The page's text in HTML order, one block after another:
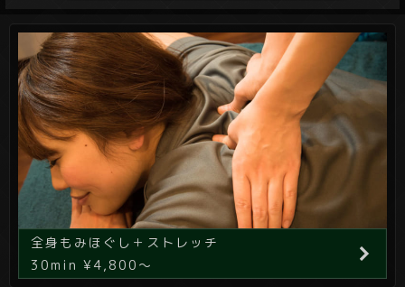
全身もみほぐし＋ストレッチ
30min ¥4,800～